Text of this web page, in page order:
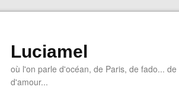
Luciamel
où l'on parle d'océan, de Paris, de fado...
d'amour...